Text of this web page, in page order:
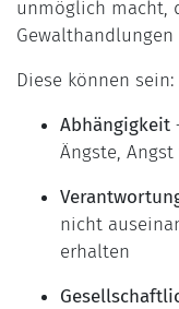
unmöglich macht,
Diese können sein:
Abhängigkeit
Ängste,
nicht
erhalten